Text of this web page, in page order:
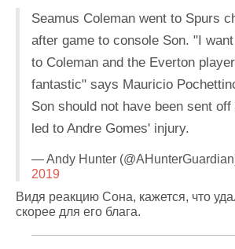
Seamus Coleman went to Spurs
after game to console Son. "I
to Coleman and the Everton
fantastic" says Mauricio
Son should not have been sent
led to Andre Gomes' injury.
— Andy Hunter
2019
Видя реакцию Сона, кажется, что
скорее для его блага.